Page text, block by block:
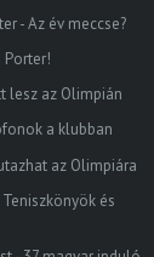
- Az év meccse?
Porter!
lesz az Olimpián
a klubban
az Olimpiára
és